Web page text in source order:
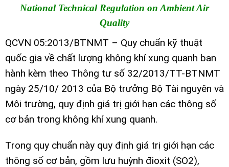
National Technical Regulation on Ambient Air
Quality
QCVN 05:2013/BTNMT – Quy chuẩn kỹ thuật
quốc gia về chất lượng không khí xung quanh ban
hành kèm theo Thông tư số 32/2013/TT-BTNMT
ngày 25/10/ 2013 của Bộ trưởng Bộ Tài nguyên và
Môi trường, quy định giá trị giới hạn các thông số
cơ bản trong không khí xung quanh.
Trong quy chuẩn này quy định giá trị giới hạn các
thông số cơ bản, gồm lưu huỳnh đioxit (SO2),